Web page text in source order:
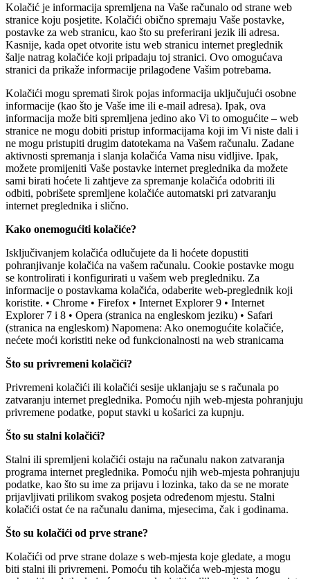
Kolačić je informacija spremljena na Vaše računalo od strane web
stranice koju posjetite. Kolačići obično spremaju Vaše postavke,
postavke za web stranicu, kao što su preferirani jezik ili adresa.
Kasnije, kada opet otvorite istu web stranicu internet preglednik
šalje natrag kolačiće koji pripadaju toj stranici. Ovo omogućava
stranici da prikaže informacije prilagođene Vašim potrebama.
Kolačići mogu spremati širok pojas informacija uključujući osobne
informacije (kao što je Vaše ime ili e-mail adresa). Ipak, ova
informacija može biti spremljena jedino ako Vi to omogućite – web
stranice ne mogu dobiti pristup informacijama koji im Vi niste dali i
ne mogu pristupiti drugim datotekama na Vašem računalu. Zadane
aktivnosti spremanja i slanja kolačića Vama nisu vidljive. Ipak,
možete promijeniti Vaše postavke internet preglednika da možete
sami birati hoćete li zahtjeve za spremanje kolačića odobriti ili
odbiti, pobrišete spremljene kolačiće automatski pri zatvaranju
internet preglednika i slično.
Kako onemogućiti kolačiće?
Isključivanjem kolačića odlučujete da li hoćete dopustiti
pohranjivanje kolačića na vašem računalu. Cookie postavke mogu
se kontrolirati i konfigurirati u vašem web pregledniku. Za
informacije o postavkama kolačića, odaberite web-preglednik koji
koristite. • Chrome • Firefox • Internet Explorer 9 • Internet
Explorer 7 i 8 • Opera (stranica na engleskom jeziku) • Safari
(stranica na engleskom) Napomena: Ako onemogućite kolačiće,
nećete moći koristiti neke od funkcionalnosti na web stranicama
Što su privremeni kolačići?
Privremeni kolačići ili kolačići sesije uklanjaju se s računala po
zatvaranju internet preglednika. Pomoću njih web-mjesta pohranjuju
privremene podatke, poput stavki u košarici za kupnju.
Što su stalni kolačići?
Stalni ili spremljeni kolačići ostaju na računalu nakon zatvaranja
programa internet preglednika. Pomoću njih web-mjesta pohranjuju
podatke, kao što su ime za prijavu i lozinka, tako da se ne morate
prijavljivati prilikom svakog posjeta određenom mjestu. Stalni
kolačići ostat će na računalu danima, mjesecima, čak i godinama.
Što su kolačići od prve strane?
Kolačići od prve strane dolaze s web-mjesta koje gledate, a mogu
biti stalni ili privremeni. Pomoću tih kolačića web-mjesta mogu